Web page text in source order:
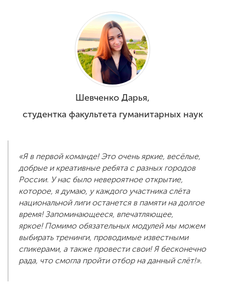
Шевченко Дарья,
студентка факультета гуманитарных наук
«Я в первой команде! Это очень яркие, весёлые,
добрые и креативные ребята с разных городов
России. У нас было невероятное открытие,
которое, я думаю, у каждого участника слёта
национальной лиги останется в памяти на долгое
время! Запоминающееся, впечатляющее,
яркое! Помимо обязательных модулей мы можем
выбирать тренинги, проводимые известными
спикерами, а также провести свои! Я бесконечно
рада, что смогла пройти отбор на данный слёт!».